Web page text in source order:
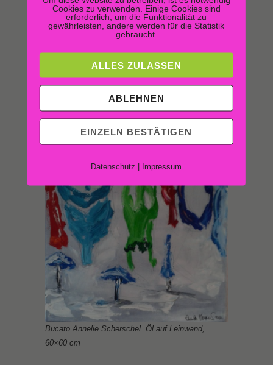
Annelie Scherschel, Öl auf Leinwand, 70×100 cm
Bucato Annelie Scherschel. Öl auf Leinwand,
60×60 cm
Cookies zu verwenden. Einige Cookies sind
erforderlich, um die Funktionalität zu
gewährleisten, andere werden für die Statistik
gebraucht.
ALLES ZULASSEN
ABLEHNEN
EINZELN BESTÄTIGEN
Datenschutz | Impressum